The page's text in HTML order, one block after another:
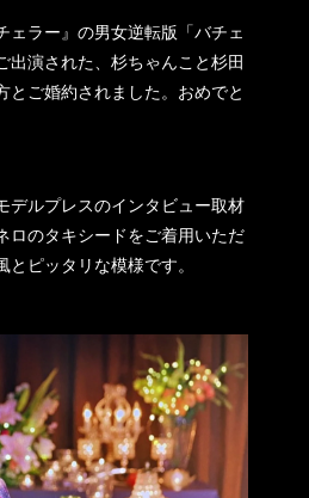
ェラー』の男女逆転版「バチェ
出演された、杉ちゃんこと杉田
とご婚約されました。おめでと
デルプレスのインタビュー取材
ロのタキシードをご着用いただ
とピッタリな模様です。